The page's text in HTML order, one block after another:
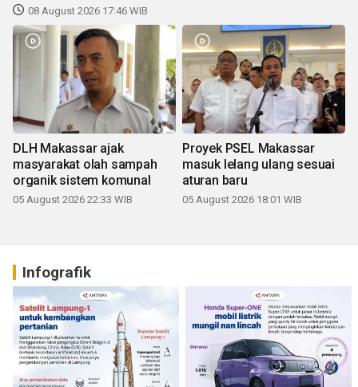
08 August 2026 17:46 WIB
DLH Makassar ajak
masyarakat olah sampah
organik sistem komunal
05 August 2026 22:33 WIB
Proyek PSEL Makassar
masuk lelang ulang sesuai
aturan baru
05 August 2026 18:01 WIB
Infografik